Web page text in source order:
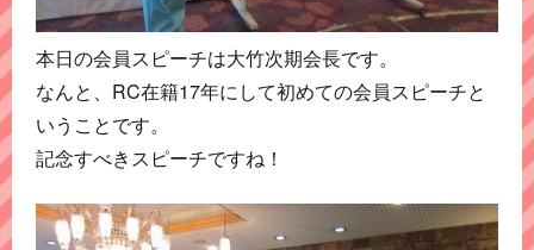
本日の会員スピーチは大竹次期会長です。
なんと、RC在籍17年にして初めての会員スピーチと
いうことです。
記念すべきスピーチですね！